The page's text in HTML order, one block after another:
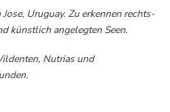
Uruguay. Zu erkennen rechts-
künstlich angelegten Seen.
Nutrias und